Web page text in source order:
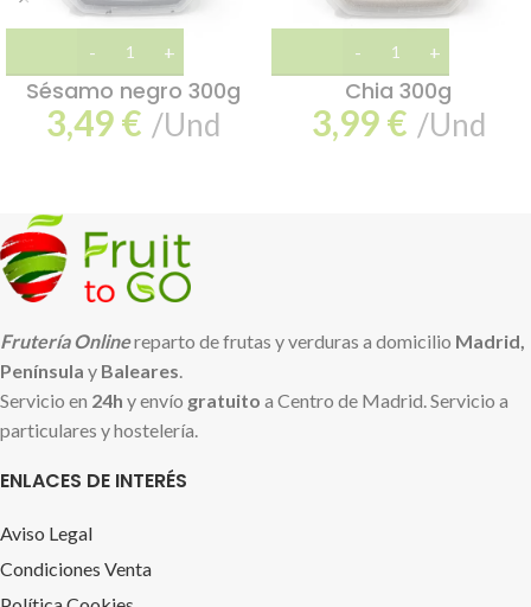
Sésamo negro 300g
3,49€ /Und
Chia 300g
3,99€ /Und
Frutería Onlinereparto de frutas y verduras a domicilio Madrid,
Península y Baleares
Servicio en 24h y envío gratuito a Centro de Madrid. Servicio a
particulares y hostelería.
ENLACES DE INTERÉS
Aviso Legal
Condiciones Venta